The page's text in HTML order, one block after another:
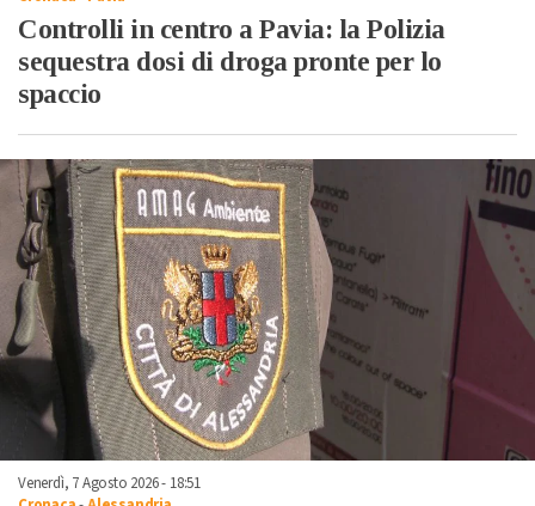
Controlli in centro a Pavia: la Polizia
sequestra dosi di droga pronte per lo
spaccio
Venerdì, 7 Agosto 2026 - 18:51